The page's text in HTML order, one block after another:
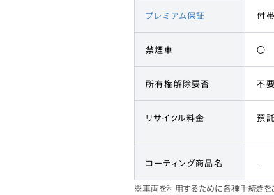
プレミアム保証 付
禁煙車 〇
所有権解除要否 不要
リサイクル料金 預
コーティング商品名 -
※車両を利用するために各種手続きを